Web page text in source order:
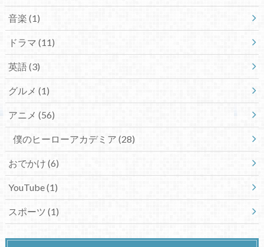
音楽 (1)
ドラマ (11)
英語(3)
グルメ (1)
アニメ (56)
僕のヒーローアカデミア (28)
おでかけ (6)
YouTube(1)
スポーツ (1)